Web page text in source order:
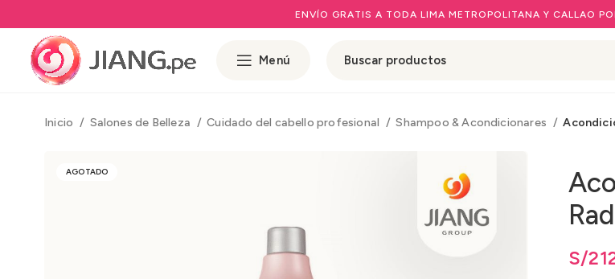
ENVÍO GRATIS A TODA LIMA METROPOLITANA Y CALLAO
Menú
Inicio Salones de Belleza Cuidado del cabello profesional Shampoo & Acondicionares
AGOTADO
S/